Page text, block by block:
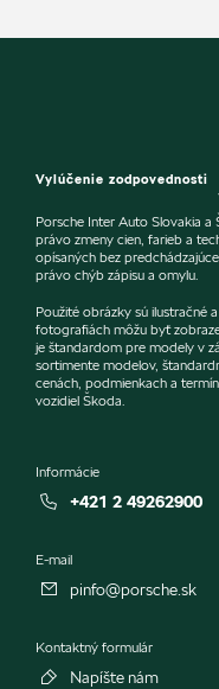
Vylúčenie zodpovednosti
Porsche Inter Auto Slovakia a
právo zmeny cien, farieb a
opísaných bez
právo chýb zápisu a omylu.
Použité obrázky sú ilustračné
fotografiách môžu byť
je štandardom pre modely v
sortimente modelov,
cenách, podmienkach a
vozidiel Škoda.
Informácie
+421 2 49262900
E-mail
pinfo@porsche.sk
Kontaktný formulár
Napíšte nám